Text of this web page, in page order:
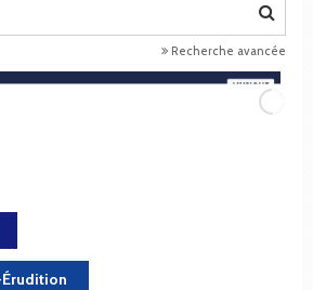
Recherche avancée